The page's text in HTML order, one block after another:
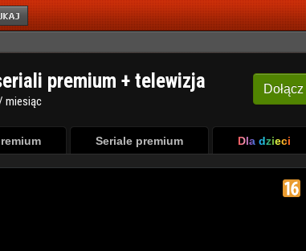
Dołącz
premium + telewizja
miesiąc
Seriale premium Dla dzieci